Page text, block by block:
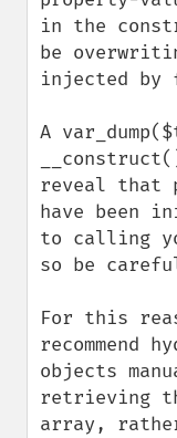
in the
be
injected by
A
reveal that
have been
to calling
so be
For this
recommend
objects
retrieving
array,